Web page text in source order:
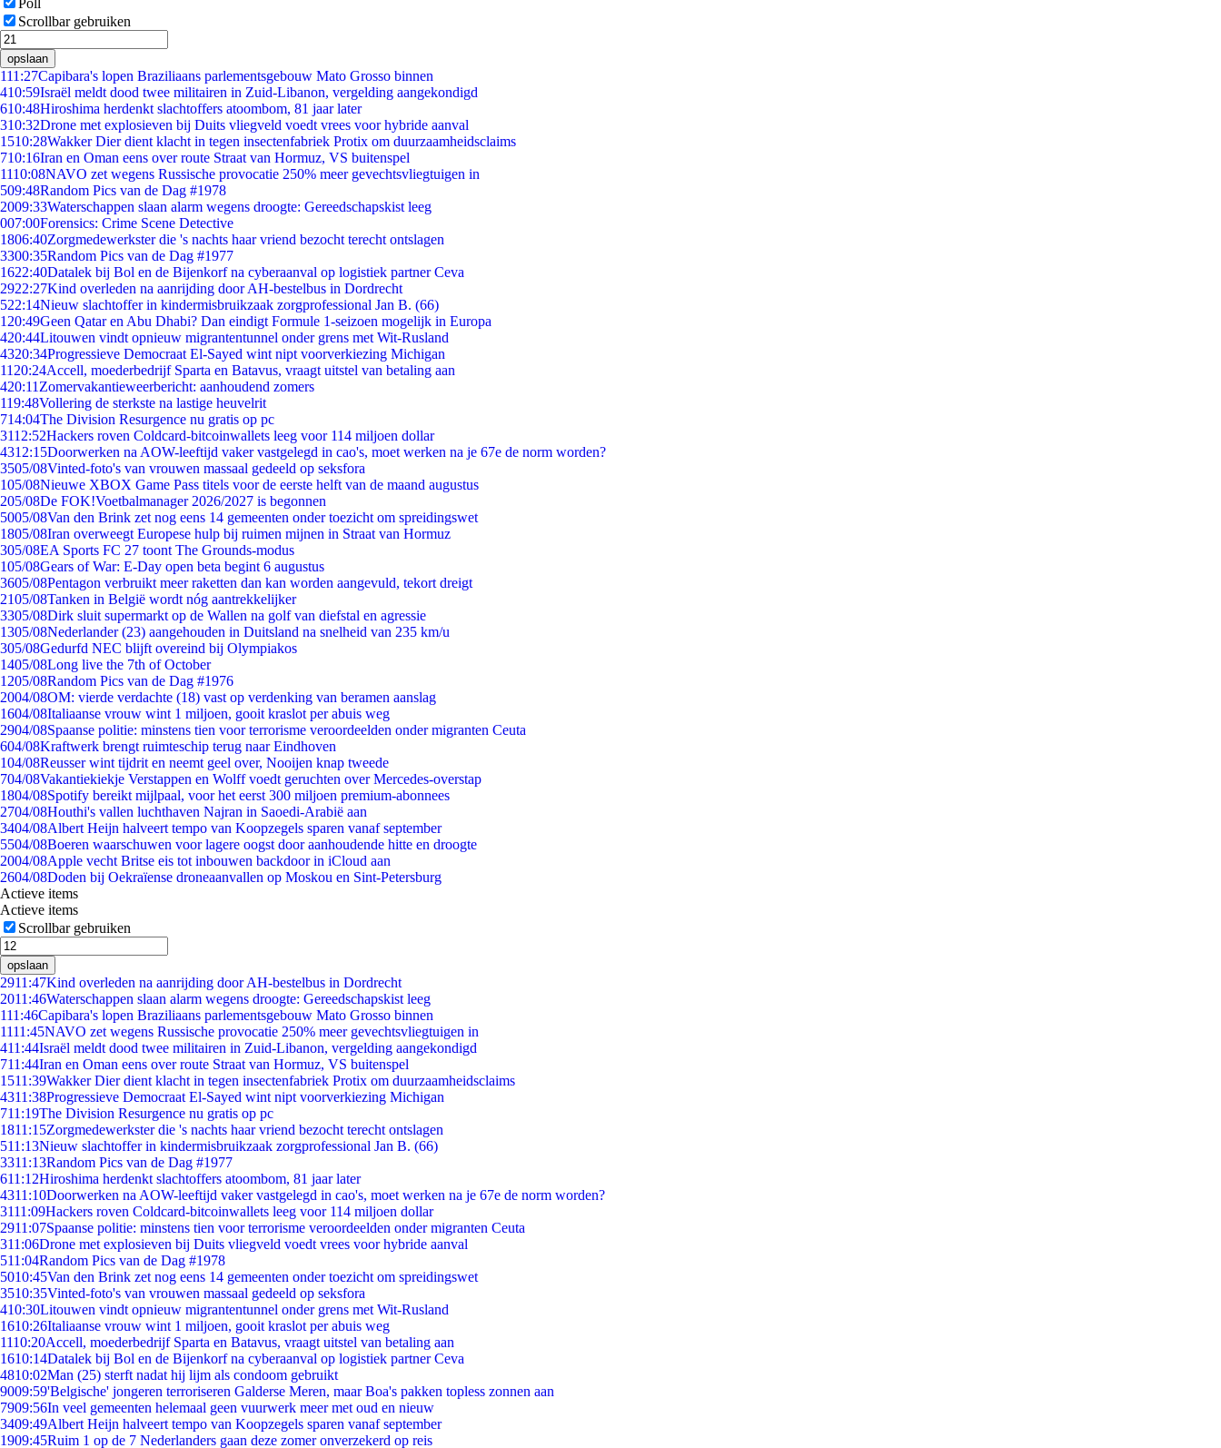
Poll
Scrollbar gebruiken
opslaan
111:27Capibara's lopen Braziliaans parlementsgebouw Mato Grosso binnen
410:59Israël meldt dood twee militairen in Zuid-Libanon, vergelding aangekondigd
610:48Hiroshima herdenkt slachtoffers atoombom, 81 jaar later
310:32Drone met explosieven bij Duits vliegveld voedt vrees voor hybride aanval
1510:28Wakker Dier dient klacht in tegen insectenfabriek Protix om duurzaamheidsclaims
710:16Iran en Oman eens over route Straat van Hormuz, VS buitenspel
1110:08NAVO zet wegens Russische provocatie 250% meer gevechtsvliegtuigen in
509:48Random Pics van de Dag #1978
2009:33Waterschappen slaan alarm wegens droogte: Gereedschapskist leeg
007:00Forensics: Crime Scene Detective
1806:40Zorgmedewerkster die 's nachts haar vriend bezocht terecht ontslagen
3300:35Random Pics van de Dag #1977
1622:40Datalek bij Bol en de Bijenkorf na cyberaanval op logistiek partner Ceva
2922:27Kind overleden na aanrijding door AH-bestelbus in Dordrecht
522:14Nieuw slachtoffer in kindermisbruikzaak zorgprofessional Jan B. (66)
1 20:49Geen Qatar en Abu Dhabi? Dan eindigt Formule 1-seizoen mogelijk in Europa
420:44Litouwen vindt opnieuw migrantentunnel onder grens met Wit-Rusland
4320:34Progressieve Democraat El-Sayed wint nipt voorverkiezing Michigan
11 20:24Accell, moederbedrijf Sparta en Batavus, vraagt uitstel van betaling aan
420:11 Zomervakantieweerbericht: aanhoudend zomers
119:48Vollering de sterkste na lastige heuvelrit
714:04The Division Resurgence nu gratis op pc
3112:52Hackers roven Coldcard-bitcoinwallets leeg voor 114 miljoen dollar
4312:15Doorwerken na AOW-leeftijd vaker vastgelegd in cao's, moet werken na je 67e de norm worden?
3505/08Vinted-foto's van vrouwen massaal gedeeld op seksfora
105/08Nieuwe XBOX Game Pass titels voor de eerste helft van de maand augustus
205/08De FOK!Voetbalmanager 2026/2027 is begonnen
5005/08Van den Brink zet nog eens 14 gemeenten onder toezicht om spreidingswet
1805/08Iran overweegt Europese hulp bij ruimen mijnen in Straat van Hormuz
305/08EA Sports FC 27 toont The Grounds-modus
105/08Gears of War: E-Day open beta begint 6 augustus
3605/08Pentagon verbruikt meer raketten dan kan worden aangevuld, tekort dreigt
2105/08Tanken in België wordt nóg aantrekkelijker
3305/08Dirk sluit supermarkt op de Wallen na golf van diefstal en agressie
1305/08Nederlander (23) aangehouden in Duitsland na snelheid van 235 km/u
305/08Gedurfd NEC blijft overeind bij Olympiakos
1405/08Long live the 7th of October
1205/08Random Pics van de Dag #1976
2004/08OM: vierde verdachte (18) vast op verdenking van beramen aanslag
1604/08Italiaanse vrouw wint 1 miljoen, gooit kraslot per abuis weg
2904/08Spaanse politie: minstens tien voor terrorisme veroordeelden onder migranten Ceuta
604/08Kraftwerk brengt ruimteschip terug naar Eindhoven
104/08Reusser wint tijdrit en neemt geel over, Nooijen knap tweede
704/08Vakantiekiekje Verstappen en Wolff voedt geruchten over Mercedes-overstap
1804/08Spotify bereikt mijlpaal, voor het eerst 300 miljoen premium-abonnees
2704/08Houthi's vallen luchthaven Najran in Saoedi-Arabië aan
3404/08Albert Heijn halveert tempo van Koopzegels sparen vanaf september
5504/08Boeren waarschuwen voor lagere oogst door aanhoudende hitte en droogte
2004/08Apple vecht Britse eis tot inbouwen backdoor in iCloud aan
2604/08Doden bij Oekraïense droneaanvallen op Moskou en Sint-Petersburg
Actieve items
Actieve items
Scrollbar gebruiken
opslaan
2911:47Kind overleden na aanrijding door AH-bestelbus in Dordrecht
2011:46Waterschappen slaan alarm wegens droogte: Gereedschapskist leeg
111:46Capibara's lopen Braziliaans parlementsgebouw Mato Grosso binnen
1111:45NAVO zet wegens Russische provocatie 250% meer gevechtsvliegtuigen in
411:44Israël meldt dood twee militairen in Zuid-Libanon, vergelding aangekondigd
711:44Iran en Oman eens over route Straat van Hormuz, VS buitenspel
1511:39Wakker Dier dient klacht in tegen insectenfabriek Protix om duurzaamheidsclaims
4311:38Progressieve Democraat El-Sayed wint nipt voorverkiezing Michigan
711:19The Division Resurgence nu gratis op pc
1811:15Zorgmedewerkster die 's nachts haar vriend bezocht terecht ontslagen
511:13Nieuw slachtoffer in kindermisbruikzaak zorgprofessional Jan B. (66)
3311:13Random Pics van de Dag #1977
611:12Hiroshima herdenkt slachtoffers atoombom, 81 jaar later
4311:10Doorwerken na AOW-leeftijd vaker vastgelegd in cao's, moet werken na je 67e de norm worden?
3111:09Hackers roven Coldcard-bitcoinwallets leeg voor 114 miljoen dollar
2911:07Spaanse politie: minstens tien voor terrorisme veroordeelden onder migranten Ceuta
311:06Drone met explosieven bij Duits vliegveld voedt vrees voor hybride aanval
511:04Random Pics van de Dag #1978
5010:45Van den Brink zet nog eens 14 gemeenten onder toezicht om spreidingswet
3510:35Vinted-foto's van vrouwen massaal gedeeld op seksfora
410:30Litouwen vindt opnieuw migrantentunnel onder grens met Wit-Rusland
1610:26Italiaanse vrouw wint 1 miljoen, gooit kraslot per abuis weg
1110:20Accell, moederbedrijf Sparta en Batavus, vraagt uitstel van betaling aan
1610:14Datalek bij Bol en de Bijenkorf na cyberaanval op logistiek partner Ceva
4810:02Man (25) sterft nadat hij lijm als condoom gebruikt
9009:59'Belgische' jongeren terroriseren Galderse Meren, maar Boa's pakken topless zonnen aan
7909:56In veel gemeenten helemaal geen vuurwerk meer met oud en nieuw
3409:49Albert Heijn halveert tempo van Koopzegels sparen vanaf september
1909:45Ruim 1 op de 7 Nederlanders gaan deze zomer onverzekerd op reis